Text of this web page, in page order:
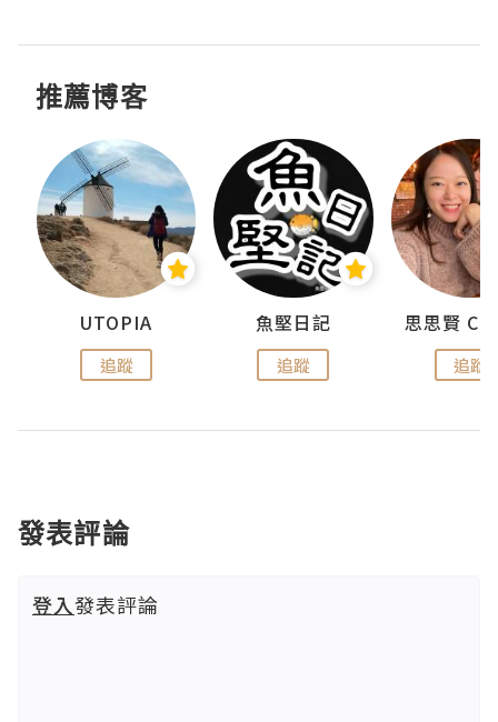
推薦博客
UTOPIA
追蹤
魚堅日記
追蹤 追蹤
發表評論
登入發表評論